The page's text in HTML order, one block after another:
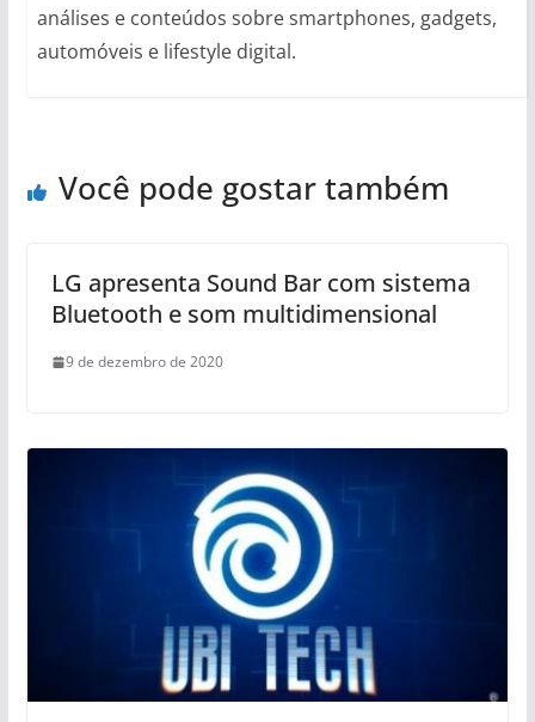
análises e conteúdos sobre smartphones, gadgets,
automóveis e lifestyle digital.
Você pode gostar também
LG apresenta Sound Bar com sistema
Bluetooth e som multidimensional
9 de dezembro de 2020